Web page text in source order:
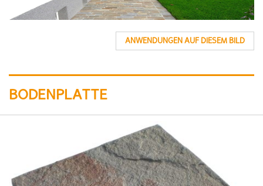
ANWENDUNGEN AUF DIESEM BILD
BODENPLATTE